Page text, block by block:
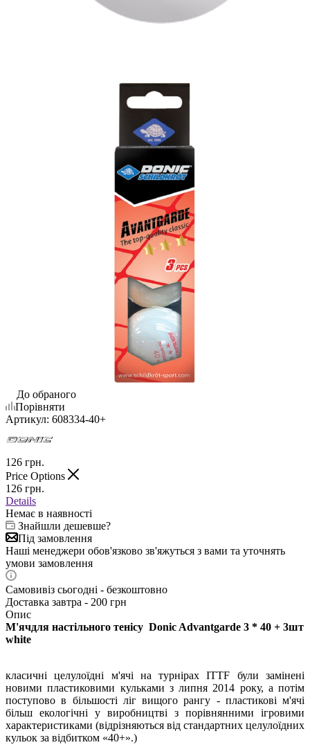
До обраного
Порівняти
Артикул: 608334-40+
126 грн.
Price Options
126 грн.
Details
Немає в наявності
Знайшли дешевше?
Під замовлення
Наші менеджери обов'язково зв'яжуться з вами та уточнять
умови замовлення
Самовивіз сьогодні - безкоштовно
Доставка завтра - 200 грн
Опис
М'ячдля настільного тенісу Donic Advantgarde 3 * 40 + 3шт
white
класичні целулоїдні м'ячі на турнірах ITTF були замінені
новими пластиковими кульками з липня 2014 року, а потім
поступово в більшості ліг вищого рангу - пластикові м'ячі
більш екологічні у виробництві з порівнянними ігровими
характеристиками (відрізняються від стандартних целулоїдних
кульок за відбитком «40+».)